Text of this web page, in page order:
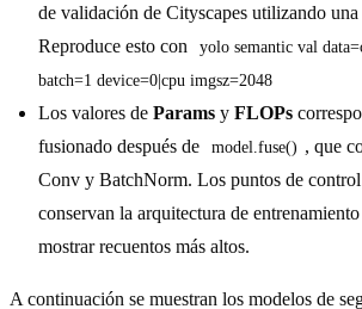
de validación de Cityscapes utilizando
Reproduce esto con
yolo semantic val
batch=1 device=0|cpu imgsz=2048
Los valores de Params y FLOPs
fusionado después de
model.fuse() , que
Conv y BatchNorm. Los puntos de control
conservan la arquitectura de
mostrar recuentos más altos.
A continuación se muestran los modelos de